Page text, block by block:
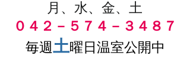
月、水、金、土
０４２－５７４－３４８７
毎週土曜日温室公開中